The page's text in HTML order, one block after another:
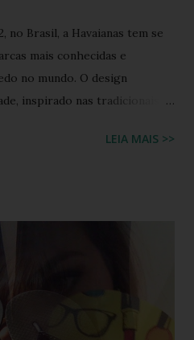
no Brasil, a Havaianas tem se
mais conhecidas e
no mundo. O design
inspirado nas tradicionais
todo o mundo. Hoje, a marca
e acessórios, solidificando
popular. A Havaianas tem
e celebridades ao longo
LEIA MAIS >>